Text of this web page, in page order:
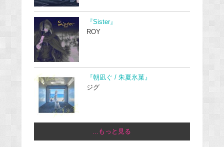
『Sister』
ROY
『朝凪ぐ / 朱夏氷菓』
ジグ
...もっと見る